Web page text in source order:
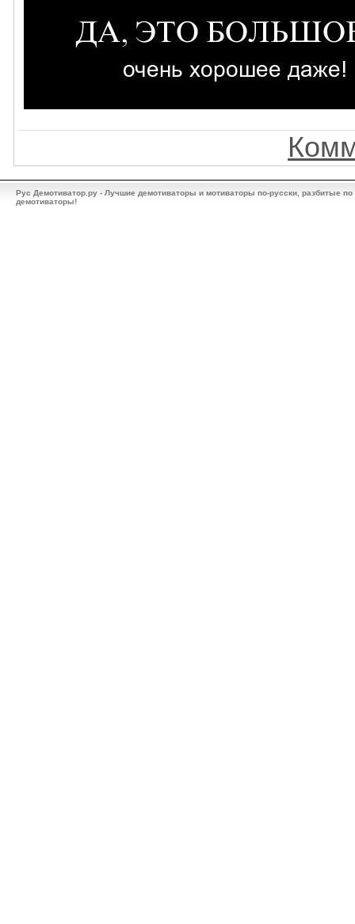
Рус Демотиватор.ру - Лучшие демотиваторы и мотиваторы по-русски, разбитые
демотиваторы!